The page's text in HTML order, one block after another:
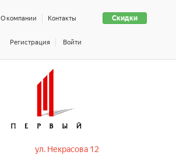
Скидки
О компании Контакты
Регистрация Войти
ул. Некрасова 12